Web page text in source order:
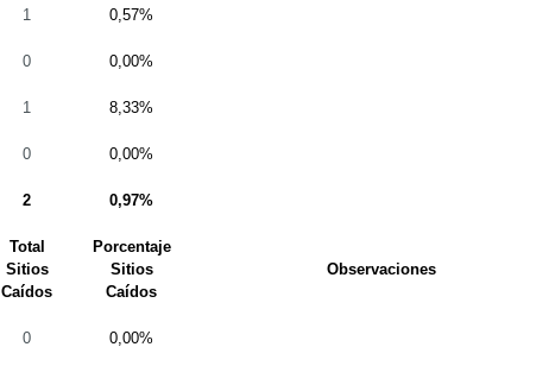
1 0,57%
0 0,00%
1 8,33%
0 0,00%
2 0,97%
Total
Sitios
Caídos
Porcentaje
Sitios
Caídos
Observaciones
0 0,00%